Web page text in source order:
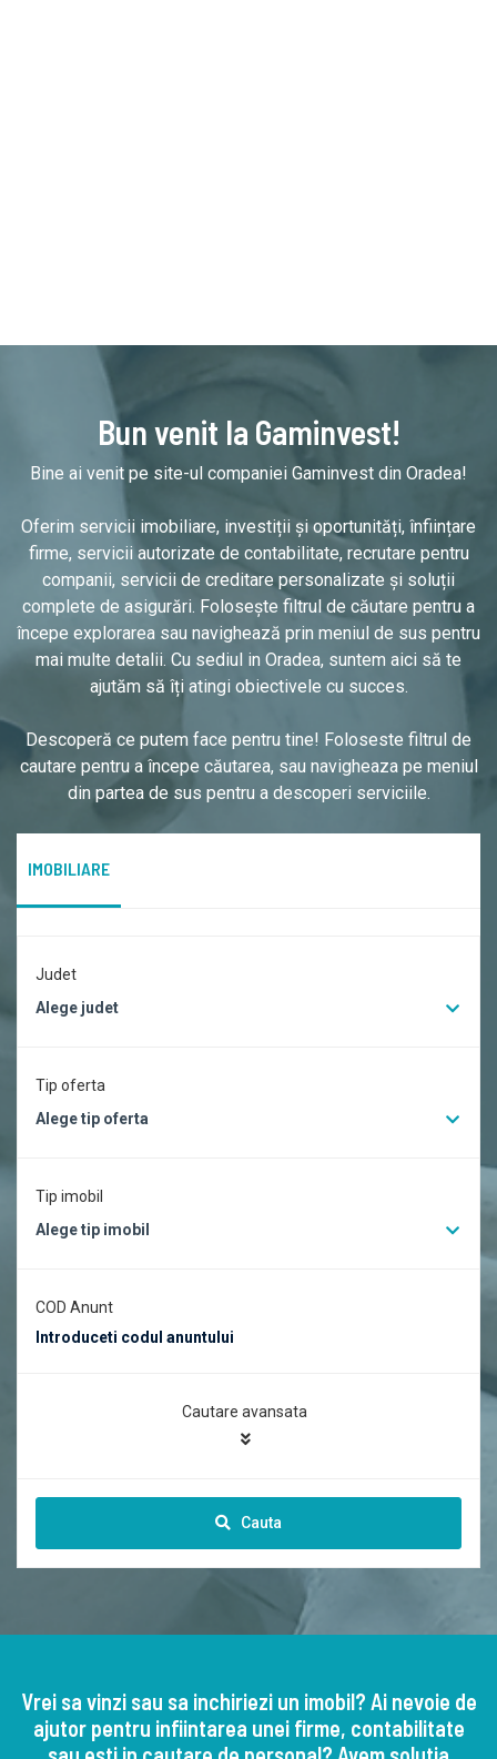
Bun venit la Gaminvest!
Bine ai venit pe site-ul companiei Gaminvest din Oradea!
Oferim servicii imobiliare, investiții și oportunități, înființare
firme, servicii autorizate de contabilitate, recrutare pentru
companii, servicii de creditare personalizate și soluții
complete de asigurări. Folosește filtrul de căutare pentru a
începe explorarea sau navighează prin meniul de sus pentru
mai multe detalii. Cu sediul in Oradea, suntem aici să te
ajutăm să îți atingi obiectivele cu succes.
Descoperă ce putem face pentru tine! Foloseste filtrul de
cautare pentru a începe căutarea, sau navigheaza pe meniul
din partea de sus pentru a descoperi serviciile.
IMOBILIARE
Judet
Alege judet
Tip oferta
Alege tip oferta
Tip imobil
Alege tip imobil
COD Anunt
Cautare avansata
Cauta
Vrei sa vinzi sau sa inchiriezi un imobil? Ai nevoie de
ajutor pentru infiintarea unei firme, contabilitate